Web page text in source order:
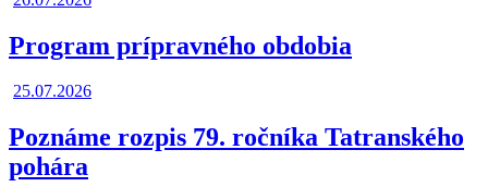
Program prípravného obdobia
25.07.2026
Poznáme rozpis 79. ročníka Tatranského
pohára